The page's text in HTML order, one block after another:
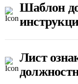
Шаблон
Лист